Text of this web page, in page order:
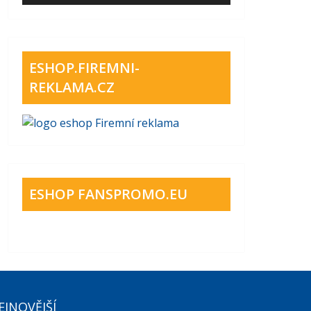
ESHOP.FIREMNI-
REKLAMA.CZ
ESHOP FANSPROMO.EU